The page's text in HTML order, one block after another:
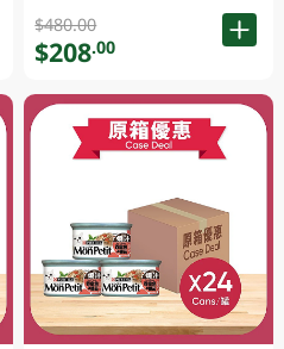
$480.00
$208.00